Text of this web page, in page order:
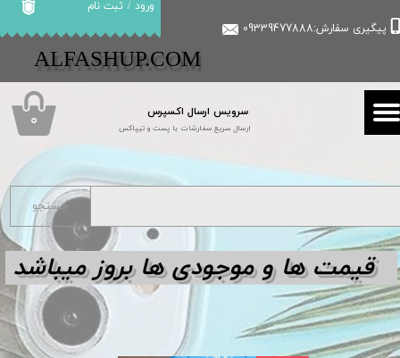
سرویس ارسال اکسپرس
ارسال سریع سفارشات با پست و تیپاکس
پیگیری سفارش:09339477888
ورود / ثبت نام
حساب کاربری من
تغییر گذر واژه
سفارشات
​​ALFASHUP.COM
۰
جستجو
قیمت ها و موجودی ها بروز میباشد